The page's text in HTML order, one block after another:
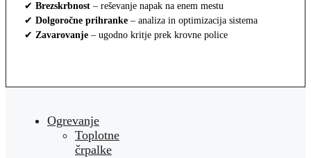
✔ Brezskrbnost – reševanje napak na enem mestu
✔ Dolgoročne prihranke – analiza in optimizacija sistema
✔ Zavarovanje – ugodno kritje prek krovne police
Ogrevanje
Toplotne
črpalke